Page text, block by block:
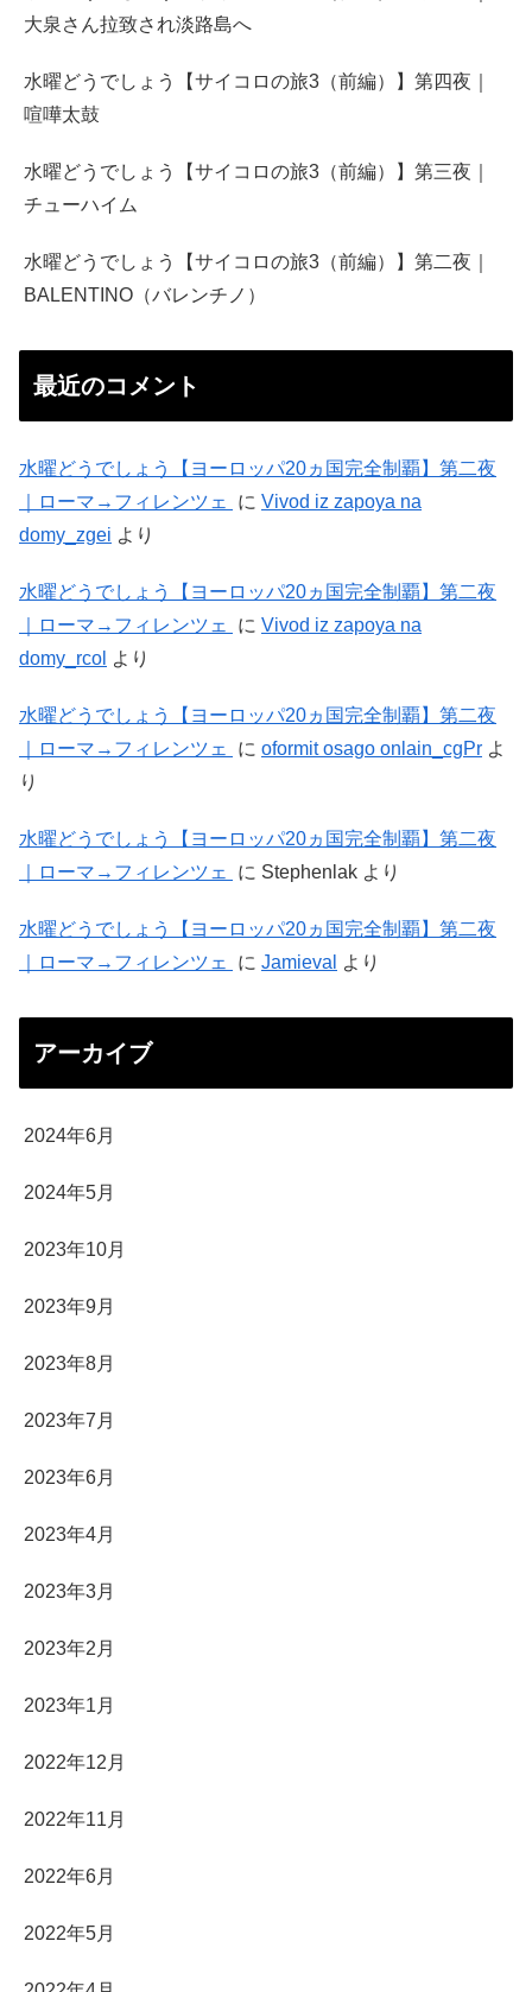
大泉さん拉致され淡路島へ
水曜どうでしょう【サイコロの旅3（前編）】第四夜｜
喧嘩太鼓
水曜どうでしょう【サイコロの旅3（前編）】第三夜｜
チューハイム
水曜どうでしょう【サイコロの旅3（前編）】第二夜｜
BALENTINO（バレンチノ）
最近のコメント
水曜どうでしょう【ヨーロッパ20ヵ国完全制覇】第二夜
｜ローマ→フィレンツェ
に Vivod iz zapoya na
domy_zgei より
水曜どうでしょう【ヨーロッパ20ヵ国完全制覇】第二夜
｜ローマ→フィレンツェ
に Vivod iz zapoya na
domy_rcol より
水曜どうでしょう【ヨーロッパ20ヵ国完全制覇】第二夜
｜ローマ→フィレンツェ
に oformit osago onlain_cgPr よ
り
水曜どうでしょう【ヨーロッパ20ヵ国完全制覇】第二夜
｜ローマ→フィレンツェ
に Stephenlak より
水曜どうでしょう【ヨーロッパ20ヵ国完全制覇】第二夜
｜ローマ→フィレンツェ
に Jamieval より
アーカイブ
2024年6月
2024年5月
2023年10月
2023年9月
2023年8月
2023年7月
2023年6月
2023年4月
2023年3月
2023年2月
2023年1月
2022年12月
2022年11月
2022年6月
2022年5月